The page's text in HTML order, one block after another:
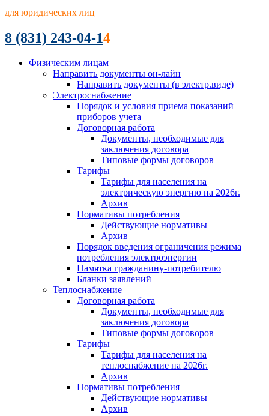
для юридических лиц
8 (831) 243-04-14
Физическим лицам
Направить документы он-лайн
Направить документы (в электр.виде)
Электроснабжение
Порядок и условия приема показаний
приборов учета
Договорная работа
Документы, необходимые для
заключения договора
Типовые формы договоров
Тарифы
Тарифы для населения на
электрическую энергию на 2026г.
Архив
Нормативы потребления
Действующие нормативы
Архив
Порядок введения ограничения режима
потребления электроэнергии
Памятка гражданину-потребителю
Бланки заявлений
Теплоснабжение
Договорная работа
Документы, необходимые для
заключения договора
Типовые формы договоров
Тарифы
Тарифы для населения на
теплоснабжение на 2026г.
Архив
Нормативы потребления
Действующие нормативы
Архив